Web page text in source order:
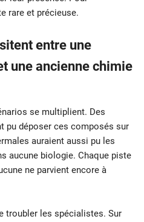
rare et précieuse.
entre une
une ancienne chimie
se multiplient. Des
pu déposer ces composés sur
auraient aussi pu les
aucune biologie. Chaque piste
ne parvient encore à
troubler les spécialistes. Sur